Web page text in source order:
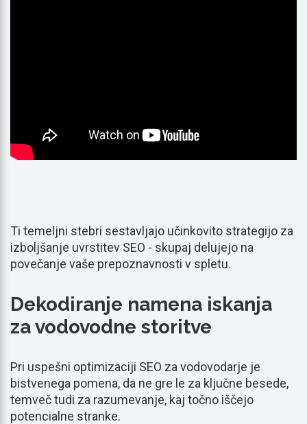
Ti temeljni stebri sestavljajo učinkovito strategijo za
izboljšanje uvrstitev SEO - skupaj delujejo na
povečanje vaše prepoznavnosti v spletu.
Dekodiranje namena iskanja
za vodovodne storitve
Pri uspešni optimizaciji SEO za vodovodarje je
bistvenega pomena, da ne gre le za ključne besede,
temveč tudi za razumevanje, kaj točno iščejo
potencialne stranke.